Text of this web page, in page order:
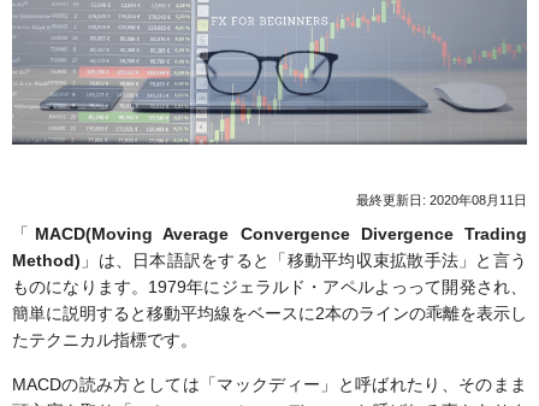
最終更新日: 2020年08月11日
「 MACD(Moving Average Convergence Divergence Trading
Method) 」は、日本語訳をすると「移動平均収束拡散手法」と言う
ものになります。1979年にジェラルド・アペルよっって開発され、
簡単に説明すると移動平均線をベースに2本のラインの乖離を表示し
たテクニカル指標です。
MACDの読み方としては「マックディー」と呼ばれたり、そのまま